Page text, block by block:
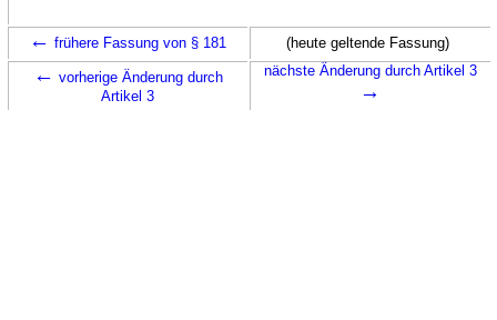
← frühere Fassung von § 181 (heute geltende Fassung)
← vorherige Änderung durch
Artikel 3
nächste Änderung durch Artikel 3
→